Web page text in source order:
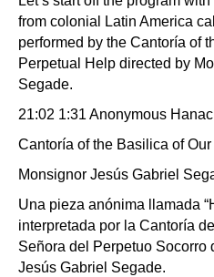
from colonial Latin America
performed by the Cantoría of
Perpetual Help directed by
Segade.
21:02 1:31 Anonymous
Cantoría of the Basilica of
Monsignor Jesús Gabriel
Una pieza anónima llamada
interpretada por la Cantoría
Señora del Perpetuo Socorro
Jesús Gabriel Segade.